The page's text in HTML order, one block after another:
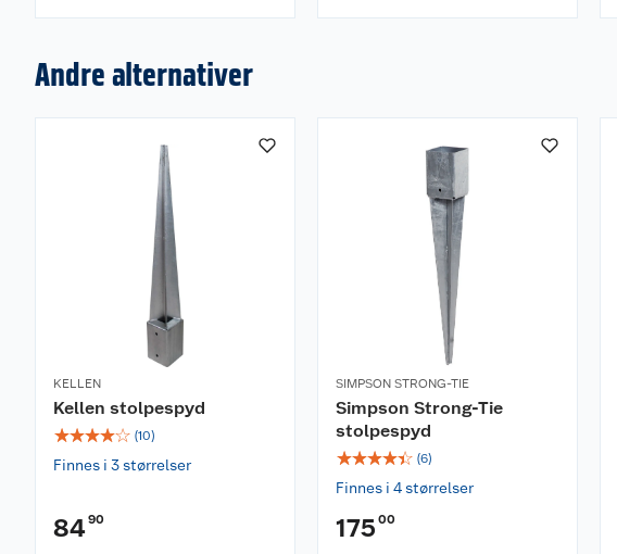
Andre alternativer
KELLEN
Kellen stolpespyd
☆☆☆☆☆ (10)
Finnes i 3 størrelser
8490
SIMPSON STRONG-TIE
Simpson Strong-Tie
stolpespyd
☆☆☆☆☆ (6)
Finnes i 4 størrelser
175 00